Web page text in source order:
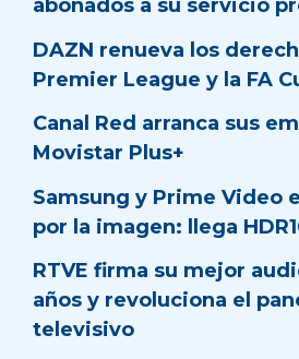
abonados a su servicio
DAZN renueva los
Premier League y la FA
Canal Red arranca sus
Movistar Plus+
Samsung y Prime Video
por la imagen: llega
RTVE firma su mejor
años y revoluciona el
televisivo